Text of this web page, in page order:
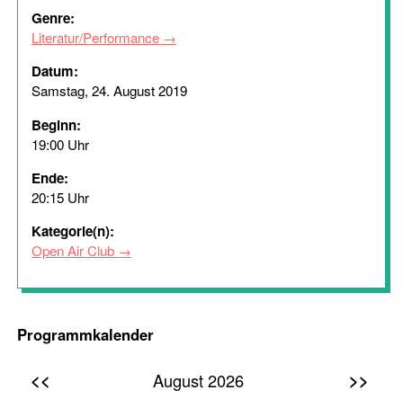
Genre:
Literatur/Performance
Datum:
Samstag, 24. August 2019
Beginn:
19:00 Uhr
Ende:
20:15 Uhr
Kategorie(n):
Open Air Club
Programmkalender
<< August 2026 >>